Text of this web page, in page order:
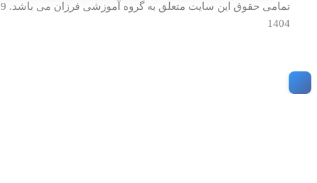
1404